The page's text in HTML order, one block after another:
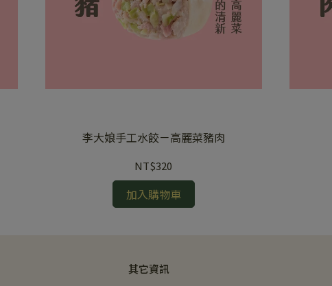
李大娘手工水餃－高麗菜豬肉
NT$320
加入購物車
其它資訊